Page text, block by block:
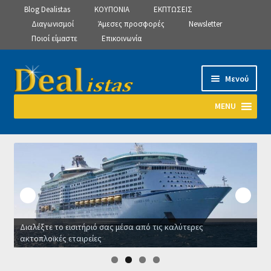
Blog Dealistas ΚΟΥΠΟΝΙΑ
ΕΚΠΤΩΣΕΙΣ
Διαγωνισμοί
Άμεσες προσφορές
Newsletter
Ποιοί είμαστε
Επικοινωνία
Απευθείας
μετάβαση
πλοήγηση
Μετάβαση
σε
Μενού
MENU
Αρχική
Manage Subscriptions
Manage Subscriptions
Manage Subscriptions
Διαλέξτε το εισιτήριό σας μέσα από τις καλύτερες
ακτοπλοϊκές εταιρείες